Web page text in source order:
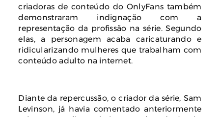
criadoras de conteúdo do OnlyFans também
demonstraram indignação com a
representação da profissão na série. Segundo
elas, a personagem acaba caricaturando e
ridicularizando mulheres que trabalham com
conteúdo adulto na internet.
Diante da repercussão, o criador da série, Sam
Levinson, já havia comentado anteriormente